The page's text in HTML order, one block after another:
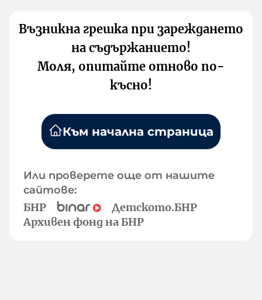
Възникна грешка при зареждането
на съдържанието!
Моля, опитайте отново по-
късно!
Към начална страница
Или проверете още от нашите
сайтове:
БНР
Детското.БНР
Архивен фонд на БНР